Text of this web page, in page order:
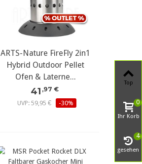
ARTS-Nature FireFly 2in1
Hybrid Outdoor Pellet
Ofen & Laterne...
41 ,97 €
UVP: 59,95 €
-30%
Top
Ihr Korb
0
gesehen
4